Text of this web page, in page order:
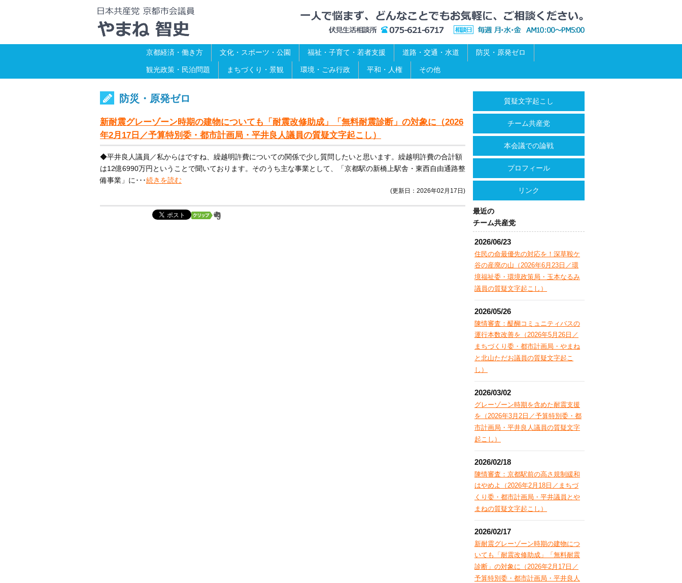
京都経済・働き方 文化・スポーツ・公園 福祉・子育て・若者支援 道路・交通・水道 防災・原発ゼロ
観光政策・民泊問題 まちづくり・景観 環境・ごみ行政 平和・人権 その他
防災・原発ゼロ
新耐震グレーゾーン時期の建物についても「耐震改修助成」「無料耐震診断」の対象に（2026
年2月17日／予算特別委・都市計画局・平井良人議員の質疑文字起こし）
◆平井良人議員／私からはですね、繰越明許費についての関係で少し質問したいと思います。繰越明許費の合計額
は12億6990万円ということで聞いております。そのうち主な事業として、「京都駅の新橋上駅舎・東西自由通路整
備事業」に･･･続きを読む
(更新日：2026年02月17日)
質疑文字起こし
チーム共産党
本会議での論戦
プロフィール
リンク
最近の
チーム共産党
2026/06/23
住民の命最優先の対応を！深草鞍ケ
谷の産廃の山（2026年6月23日／環
境福祉委・環境政策局・玉本なるみ
議員の質疑文字起こし）
2026/05/26
陳情審査：醍醐コミュニティバスの
運行本数改善を（2026年5月26日／
まちづくり委・都市計画局・やまね
と北山ただお議員の質疑文字起こ
し）
2026/03/02
グレーゾーン時期を含めた耐震支援
を（2026年3月2日／予算特別委・都
市計画局・平井良人議員の質疑文字
起こし）
2026/02/18
陳情審査：京都駅前の高さ規制緩和
はやめよ（2026年2月18日／まちづ
くり委・都市計画局・平井議員とや
まねの質疑文字起こし）
2026/02/17
新耐震グレーゾーン時期の建物につ
いても「耐震改修助成」「無料耐震
診断」の対象に（2026年2月17日／
予算特別委・都市計画局・平井良人